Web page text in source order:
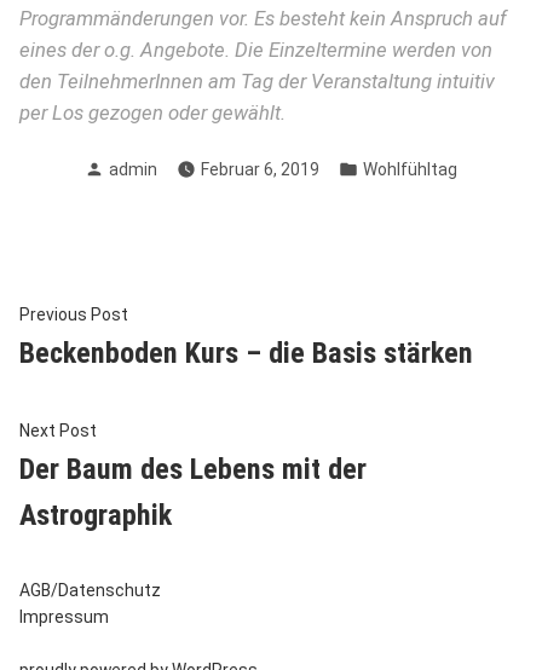
Programmänderungen vor. Es besteht kein Anspruch auf
eines der o.g. Angebote. Die Einzeltermine werden von
den TeilnehmerInnen am Tag der Veranstaltung intuitiv
per Los gezogen oder gewählt.
Posted
admin Februar 6, 2019
Posted
Wohlfühltag
Beitragsnavigation
Previous Post
post:
Beckenboden Kurs – die Basis stärken
Next Post
post:
Der Baum des Lebens mit der
Astrographik
AGB/Datenschutz
Impressum